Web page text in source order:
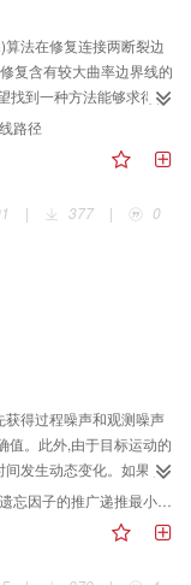
法在修复连接两断裂边
复含有较大曲率边界线的
找到一种方法能够求得任
路径来代替IIPBDR算法
人类的视觉连通性原理
模型的各个参数,进而求得
来代替IIPBDR算法中的
提出了“光滑拟合模型的
、Criminisi、
高2.40 dB,且具有较好
算法在一定程度上克服
路径
| 377 | 0
得过程噪声和观测噪声
值。此外,由于目标运动的
发生动态变化。如果设
标跟踪失败。考虑到上
递推最小二乘法(EFRLS)
噪声方差,首先利用Mean
计下一帧目标的位置。
推最小二乘法(EFRLS);目标遮挡